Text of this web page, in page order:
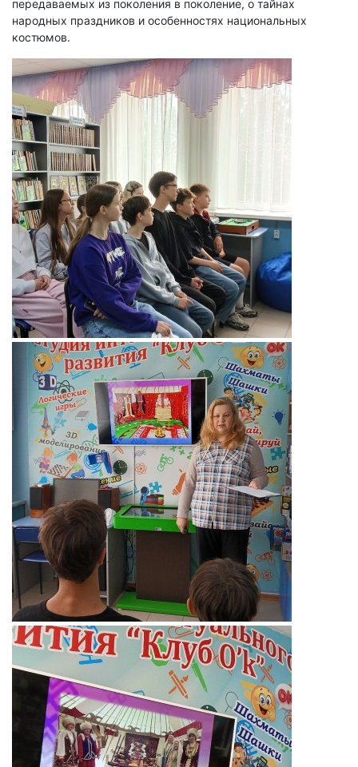
передаваемых из поколения в поколение, о тайнах
народных праздников и особенностях национальных
костюмов.